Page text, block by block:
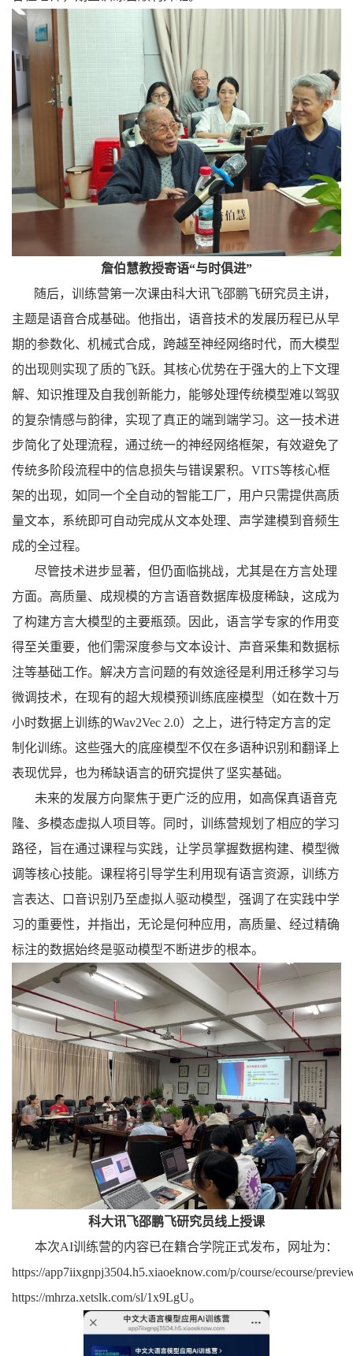
詹伯慧教授寄语“与时俱进”
随后， 训练营第一次课由科大讯飞邵鹏飞研究员主讲，
主题是语音合成基础。他指出，语音技术的发展历程已从早
期的参数化、机械式合成，跨越至神经网络时代，而大模型
的出现则实现了质的飞跃。其核心优势在于强大的上下文理
解、知识推理及自我创新能力，能够处理传统模型难以驾驭
的复杂情感与韵律，实现了真正的端到端学习。这一技术进
步简化了处理流程，通过统一的神经网络框架，有效避免了
传统多阶段流程中的信息损失与错误累积。 VITS等核心框
架的出现，如同一个全自动的智能工厂，用户只需提供高质
量文本，系统即可自动完成从文本处理、声学建模到音频生
成的全过程。
尽管技术进步显著，但仍面临挑战，尤其是在方言处理
方面。高质量、成规模的方言语音数据库极度稀缺，这成为
了构建方言大模型的主要瓶颈。因此，语言学专家的作用变
得至关重要，他们需深度参与文本设计、声音采集和数据标
注等基础工作。解决方言问题的有效途径是利用迁移学习与
微调技术，在现有的超大规模预训练底座模型（如在数十万
小时数据上训练的Wav2Vec 2.0）之上，进行特定方言的定
制化训练。这些强大的底座模型不仅在多语种识别和翻译上
表现优异，也为稀缺语言的研究提供了坚实基础。
未来的发展方向聚焦于更广泛的应用，如高保真语音克
隆、多模态虚拟人项目等。同时， 训练营规划了相应的学习
路径，旨在通过课程与实践，让学员掌握数据构建、模型微
调等核心技能。课程将引导学生利用现有语言资源，训练方
言表达、口音识别乃至虚拟人驱动模型，强调了在实践中学
习的重要性，并指出，无论是何种应用，高质量、经过精确
标注的数据始终是驱动模型不断进步的根本。
科大讯飞邵鹏飞研究员线上授课
本次AI训练营的内容已在籍合学院正式发布，网址为：
https://app7iixgnpj3504.h5.xiaoeknow.com/p/course/ecourse/
https://mhrza.xetslk.com/sl/1x9LgU。